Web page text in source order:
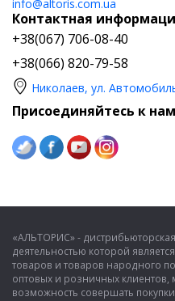
info@altoris.com.ua
Контактная
+38(067) 706-08-40
+38(066) 820-79-58
Николаев, ул.
Присоединяйтесь к
«АЛЬТОРИС» -
деятельностью которой
товаров и товаров народного
оптовых и розничных
возможность совершать